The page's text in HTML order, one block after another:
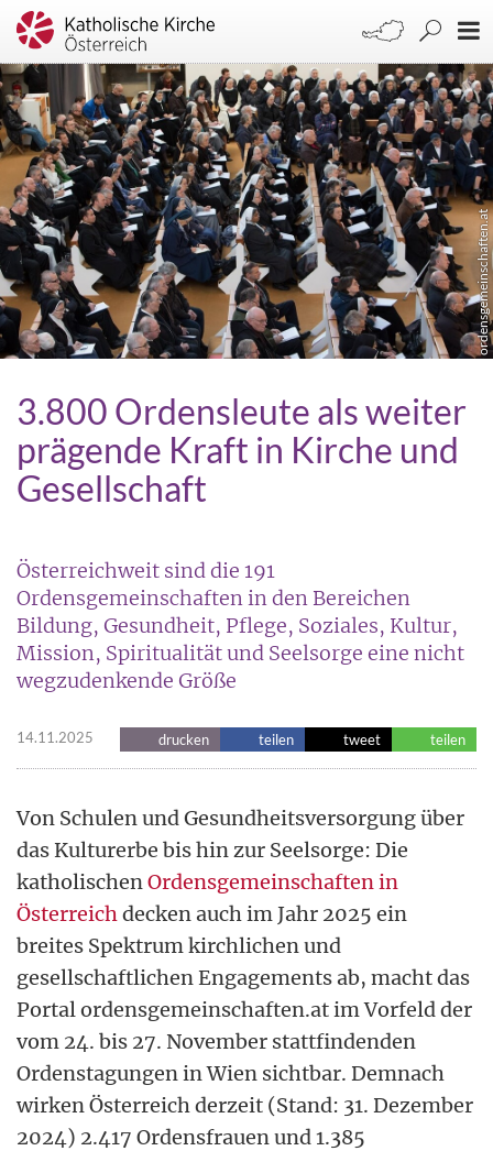
ordensgemeinschaften.at
3.800 Ordensleute als weiter
prägende Kraft in Kirche und
Gesellschaft
Österreichweit sind die 191
Ordensgemeinschaften in den Bereichen
Bildung, Gesundheit, Pflege, Soziales, Kultur,
Mission, Spiritualität und Seelsorge eine nicht
wegzudenkende Größe
14.11.2025 drucken teilen tweet teilen
Von Schulen und Gesundheitsversorgung über
das Kulturerbe bis hin zur Seelsorge: Die
katholischenOrdensgemeinschaften in
Österreichdecken auch im Jahr 2025 ein
breites Spektrum kirchlichen und
gesellschaftlichen Engagements ab, macht das
Portal ordensgemeinschaften.at im Vorfeld der
vom 24. bis 27. November stattfindenden
Ordenstagungen in Wien sichtbar. Demnach
wirken Österreich derzeit (Stand: 31. Dezember
2024) 2.417 Ordensfrauen und 1.385